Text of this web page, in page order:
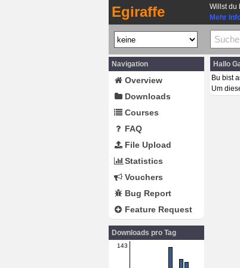
Egiraffe
Willst du
Mehr
Navigation
Overview
Downloads
Courses
FAQ
File Upload
Statistics
Vouchers
Bug Report
Feature Request
Downloads pro Tag
143
Hallo
Bu bist
Um